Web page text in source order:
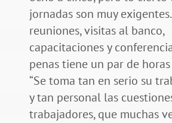
jornadas son muy
reuniones, visitas al banco,
capacitaciones y
penas tiene un par de
“Se toma tan en serio su
y tan personal las
trabajadores, que muchas